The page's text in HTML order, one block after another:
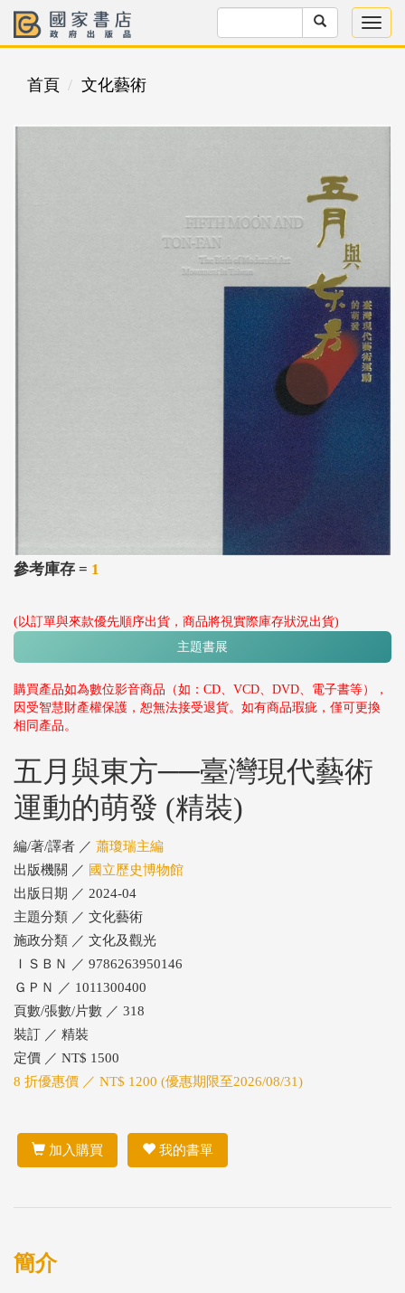
首頁 文化藝術
參考庫存 = 1
(以訂單與來款優先順序出貨，商品將視實際庫存狀況出貨)
主題書展
購買產品如為數位影音商品（如：CD、VCD、DVD、電子書等），
因受智慧財產權保護，恕無法接受退貨。如有商品瑕疵，僅可更換
相同產品。
五月與東方──臺灣現代藝術
運動的萌發 (精裝)
編/著/譯者 ／ 蕭瓊瑞主編
出版機關 ／ 國立歷史博物館
出版日期 ／ 2024-04
主題分類 ／ 文化藝術
施政分類 ／ 文化及觀光
ＩＳＢＮ ／ 9786263950146
ＧＰＮ ／ 1011300400
頁數/張數/片數 ／ 318
裝訂 ／ 精裝
定價 ／ NT$ 1500
8 折優惠價 ／ NT$ 1200 (優惠期限至2026/08/31)
加入購買 我的書單
簡介